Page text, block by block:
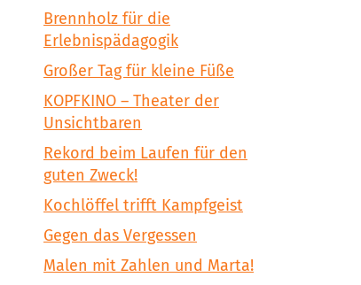
Brennholz für die
Erlebnispädagogik
Großer Tag für kleine Füße
KOPFKINO – Theater der
Unsichtbaren
Rekord beim Laufen für den
guten Zweck!
Kochlöffel trifft Kampfgeist
Gegen das Vergessen
Malen mit Zahlen und Marta!